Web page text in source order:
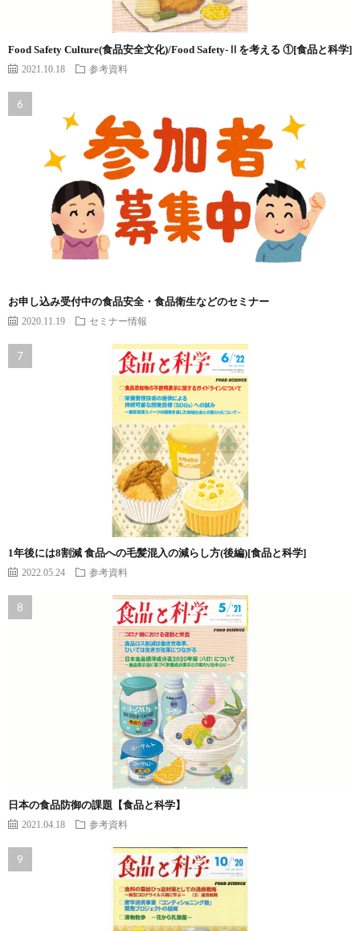
Food Safety Culture(食品安全文化)/Food Safety-Ⅱを考える ①[食品と科学]
2021.10.18 参考資料
お申し込み受付中の食品安全・食品衛生などのセミナー
2020.11.19 セミナー情報
1年後には8割減 食品への毛髪混入の減らし方(後編)[食品と科学]
2022.05.24 参考資料
日本の食品防御の課題【食品と科学】
2021.04.18 参考資料